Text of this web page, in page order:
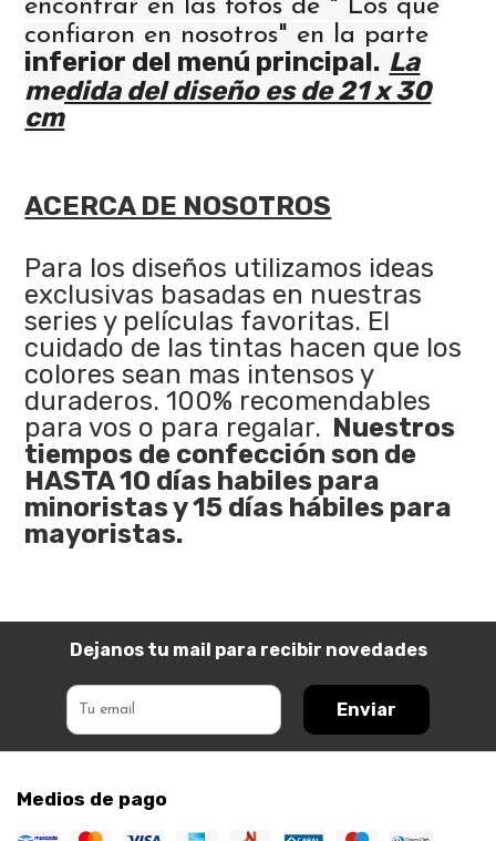
encontrar en las fotos de " Los que
confiaron en nosotros" en la parte
inferior del menú principal. La
medida del diseño es de 21 x 30
cm
ACERCA DE NOSOTROS
Para los diseños utilizamos ideas
exclusivas basadas en nuestras
series y películas favoritas. El
cuidado de las tintas hacen que los
colores sean mas intensos y
duraderos. 100% recomendables
para vos o para regalar. Nuestros
tiempos de confección son de
HASTA 10 días habiles para
minoristas y 15 días hábiles para
mayoristas.
Dejanos tu mail para recibir novedades
Enviar
Medios de pago